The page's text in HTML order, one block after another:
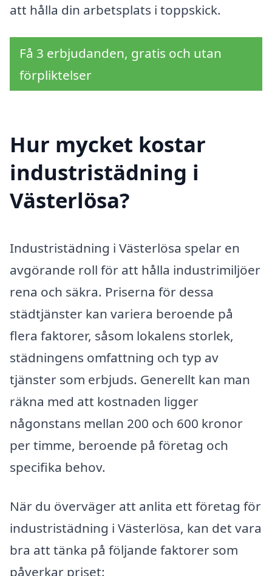
att hålla din arbetsplats i toppskick.
Få 3 erbjudanden, gratis och utan
förpliktelser
Hur mycket kostar
industristädning i
Västerlösa?
Industristädning i Västerlösa spelar en
avgörande roll för att hålla industrimiljöer
rena och säkra. Priserna för dessa
städtjänster kan variera beroende på
flera faktorer, såsom lokalens storlek,
städningens omfattning och typ av
tjänster som erbjuds. Generellt kan man
räkna med att kostnaden ligger
någonstans mellan 200 och 600 kronor
per timme, beroende på företag och
specifika behov.
När du överväger att anlita ett företag för
industristädning i Västerlösa, kan det vara
bra att tänka på följande faktorer som
påverkar priset: